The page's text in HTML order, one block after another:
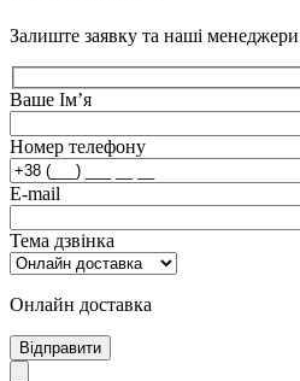
Залиште заявку та наші
Ваше Ім’я
Номер телефону
E-mail
Тема дзвінка
Онлайн доставка
Відправити